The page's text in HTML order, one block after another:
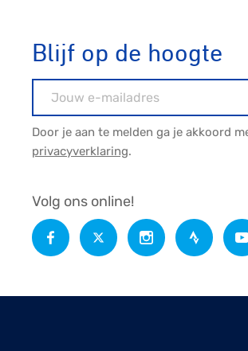
Blijf op de hoogte
Door je aan te melden ga je akkoord
privacyverklaring.
Volg ons online!